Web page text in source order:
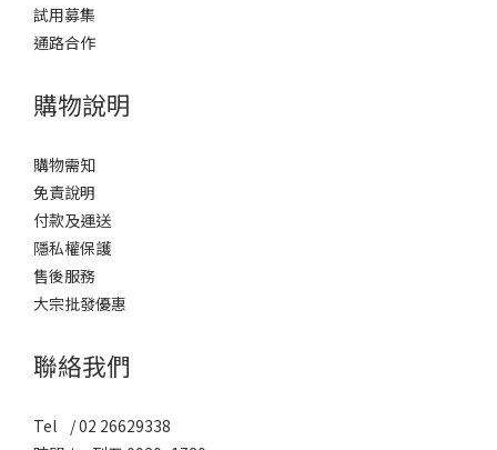
試用募集
通路合作
購物說明
購物需知
免責說明
付款及運送
隱私權保護
售後服務
大宗批發優惠
聯絡我們
Tel / 02 26629338